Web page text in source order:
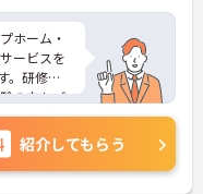
ホーム・
ービスを
。研修制
の方もご
ポイント
せくださ
紹介してもらう